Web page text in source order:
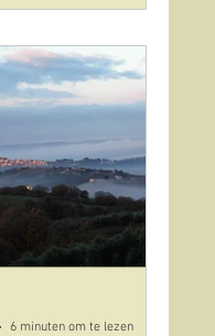
6 minuten om te lezen